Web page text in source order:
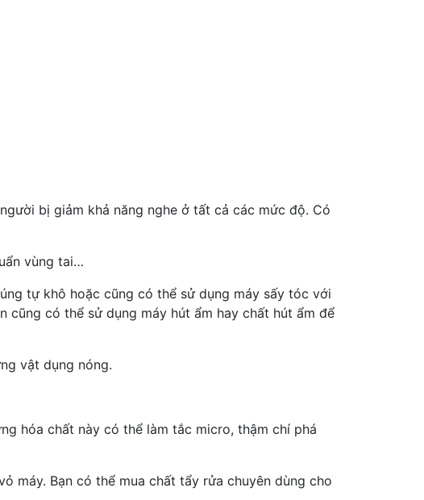
bị giảm khả năng nghe ở tất cả các mức độ. Có
vùng tai…
tự khô hoặc cũng có thể sử dụng máy sấy tóc với
có thể sử dụng máy hút ẩm hay chất hút ẩm để
vật dụng nóng.
hóa chất này có thể làm tắc micro, thậm chí phá
máy. Bạn có thể mua chất tẩy rửa chuyên dùng cho